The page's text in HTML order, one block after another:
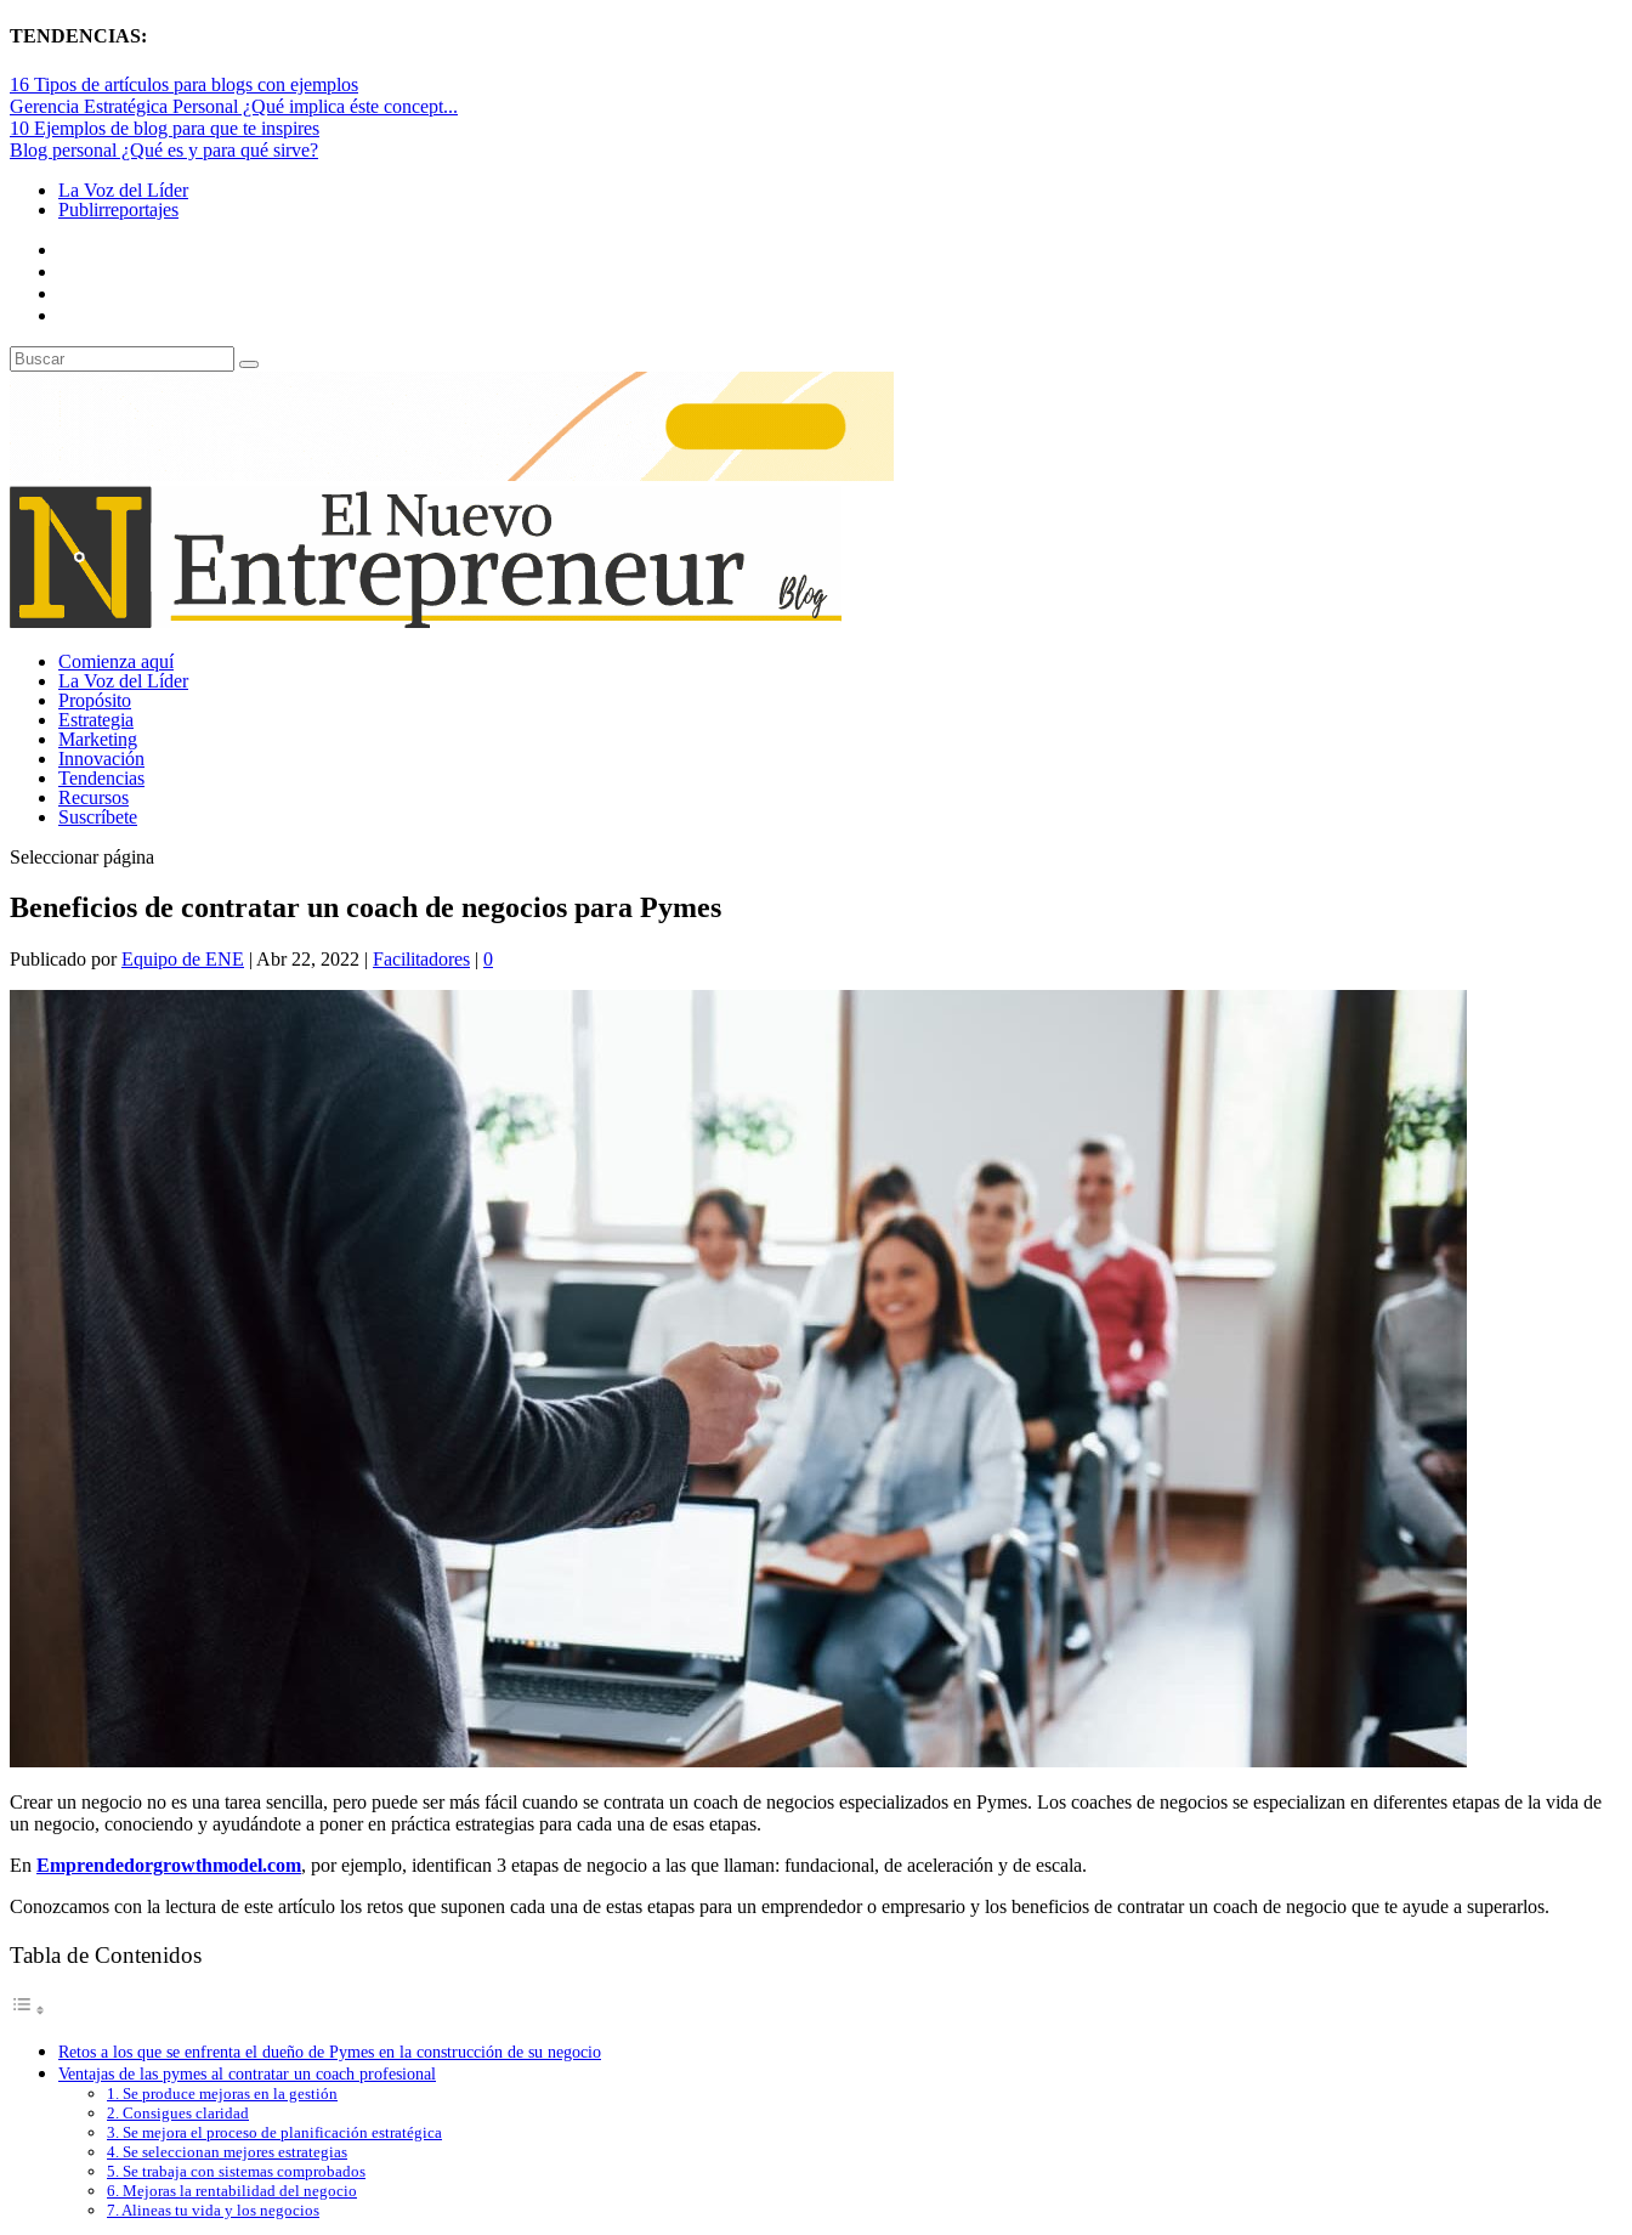
TENDENCIAS:
16 Tipos de artículos para blogs con ejemplos
Gerencia Estratégica Personal ¿Qué implica éste concept...
10 Ejemplos de blog para que te inspires
Blog personal ¿Qué es y para qué sirve?
La Voz del Líder
Publirreportajes
Comienza aquí
La Voz del Líder
Propósito
Estrategia
Marketing
Innovación
Tendencias
Recursos
Suscríbete
Seleccionar página
Beneficios de contratar un coach de negocios para Pymes
Publicado porEquipo de ENE | Abr 22, 2022 | Facilitadores | 0
Crear un negocio no es una tarea sencilla, pero puede ser más fácil cuando se contrata un coach de negocios especializados en Pymes. Los coaches de negocios se especializan en diferentes etapas de la vida de
un negocio, conociendo y ayudándote a poner en práctica estrategias para cada una de esas etapas.
En Emprendedorgrowthmodel.com, por ejemplo, identifican 3 etapas de negocio a las que llaman: fundacional, de aceleración y de escala.
Conozcamos con la lectura de este artículo los retos que suponen cada una de estas etapas para un emprendedor o empresario y los beneficios de contratar un coach de negocio que te ayude a superarlos.
Tabla de Contenidos
Retos a los que se enfrenta el dueño de Pymes en la construcción de su negocio
Ventajas de las pymes al contratar un coach profesional
1. Se produce mejoras en la gestión
2. Consigues claridad
3. Se mejora el proceso de planificación estratégica
4. Se seleccionan mejores estrategias
5. Se trabaja con sistemas comprobados
6. Mejoras la rentabilidad del negocio
7. Alineas tu vida y los negocios